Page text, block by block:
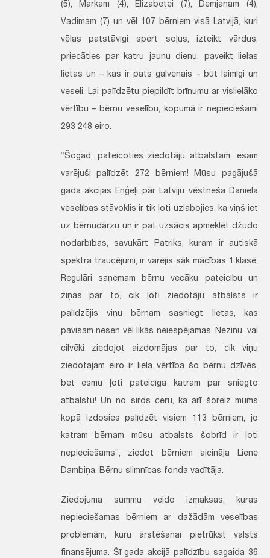
(5), Markam (4), Elizabetei (7), Demjanam (4),
Vadimam (7) un vēl 107 bērniem visā Latvijā, kuri
vēlas patstāvīgi spert soļus, izteikt vārdus,
priecāties par katru jaunu dienu, paveikt lielas
lietas un – kas ir pats galvenais – būt laimīgi un
veseli. Lai palīdzētu piepildīt brīnumu ar vislielāko
vērtību – bērnu veselību, kopumā ir nepieciešami
293 248 eiro.
“Šogad, pateicoties ziedotāju atbalstam, esam
varējuši palīdzēt 272 bērniem! Mūsu pagājušā
gada akcijas Eņģeļi pār Latviju vēstneša Daniela
veselības stāvoklis ir tik ļoti uzlabojies, ka viņš iet
uz bērnudārzu un ir pat uzsācis apmeklēt džudo
nodarbības, savukārt Patriks, kuram ir autiskā
spektra traucējumi, ir varējis sāk mācības 1.klasē.
Regulāri saņemam bērnu vecāku pateicību un
ziņas par to, cik ļoti ziedotāju atbalsts ir
palīdzējis viņu bērnam sasniegt lietas, kas
pavisam nesen vēl likās neiespējamas. Nezinu, vai
cilvēki ziedojot aizdomājas par to, cik viņu
ziedotajam eiro ir liela vērtība šo bērnu dzīvēs,
bet esmu ļoti pateicīga katram par sniegto
atbalstu! Un no sirds ceru, ka arī šoreiz mums
kopā izdosies palīdzēt visiem 113 bērniem, jo
katram bērnam mūsu atbalsts šobrīd ir ļoti
nepieciešams”, ziedot bērniem aicināja Liene
Dambiņa, Bērnu slimnīcas fonda vadītāja.
Ziedojuma summu veido izmaksas, kuras
nepieciešamas bērniem ar dažādām veselības
problēmām, kuru ārstēšanai pietrūkst valsts
finansējuma. Šī gada akcijā palīdzību sagaida 36